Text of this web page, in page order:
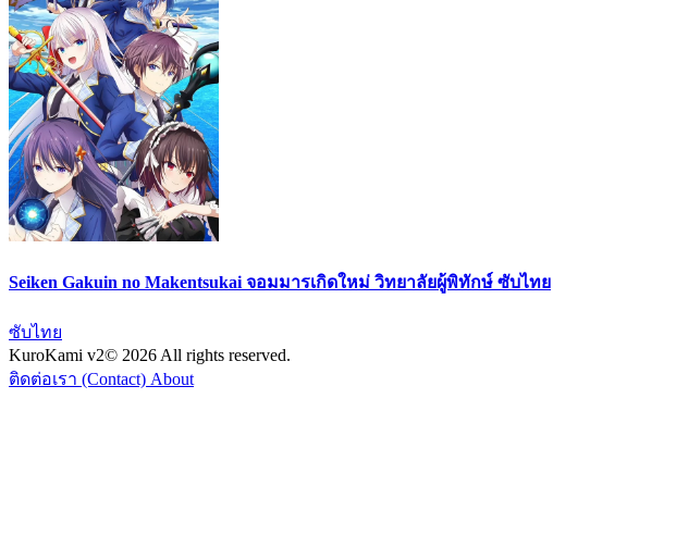
Seiken Gakuin no Makentsukai จอมมารเกิดใหม่ วิทยาลัยผู้พิทักษ์ ซับไทย
ซับไทย
KuroKami v2© 2026 All rights reserved.
ติดต่อเรา (Contact) About